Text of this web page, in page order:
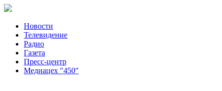
Новости
Телевидение
Радио
Газета
Пресс-центр
Медиацех "450"